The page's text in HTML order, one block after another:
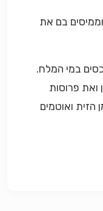
בם את
במי המלח.
ואת פרוסות
הזית ואוטמים